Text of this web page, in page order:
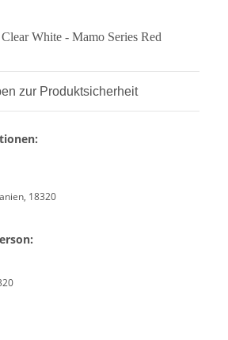
White - Mamo Series Red
zur Produktsicherheit
18320